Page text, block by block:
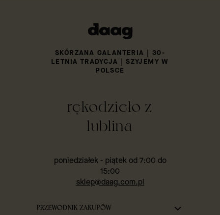
SKÓRZANA GALANTERIA | 30-
LETNIA TRADYCJA | SZYJEMY W
POLSCE
rękodzieło z
lublina
poniedziałek - piątek od 7:00 do
15:00
sklep@daag.com.pl
Linki w stopce
PRZEWODNIK ZAKUPÓW